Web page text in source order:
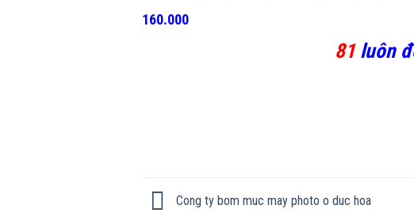
160.000
81luôn
Cong ty bom muc may photo o duc hoa